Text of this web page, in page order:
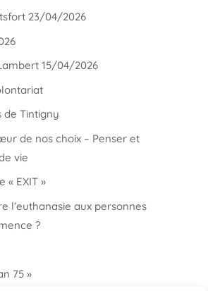
23/04/2026
15/04/2026
de Tintigny
de nos choix – Penser et
vie
« EXIT »
l’euthanasie aux personnes
?
75 »